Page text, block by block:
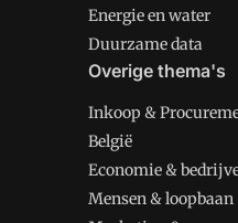
Energie en water
Duurzame data
Overige thema's
Inkoop &
België
Economie &
Mensen & loopbaan